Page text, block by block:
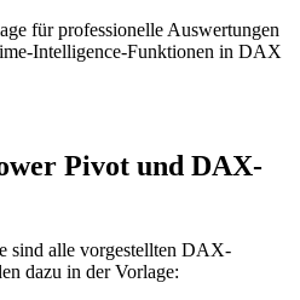
für professionelle Auswertungen
Intelligence-Funktionen in DAX
Pivot und DAX-
sind alle vorgestellten DAX-
dazu in der Vorlage: